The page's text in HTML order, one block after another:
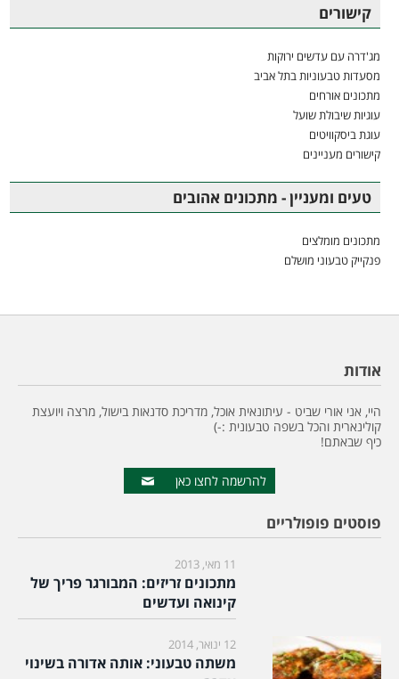
קישורים
מג'דרה עם עדשים ירוקות
מסעדות טבעוניות בתל אביב
מתכונים אורחים
עוגיות שיבולת שועל
עוגת ביסקוויטים
קישורים מעניינים
טעים ומעניין - מתכונים אהובים
מתכונים מומלצים
פנקייק טבעוני מושלם
אודות
היי, אני אורי שביט - עיתונאית אוכל, מדריכת סדנאות בישול, מרצה ויועצת
קולינארית והכל בשפה טבעונית :-)
כיף שבאתם!
להרשמה לחצו כאן
פוסטים פופולריים
11 מאי, 2013
מתכונים זריזים: המבורגר פריך של
קינואה ועדשים
12 ינואר, 2014
משתה טבעוני: אותה אדורה בשינוי